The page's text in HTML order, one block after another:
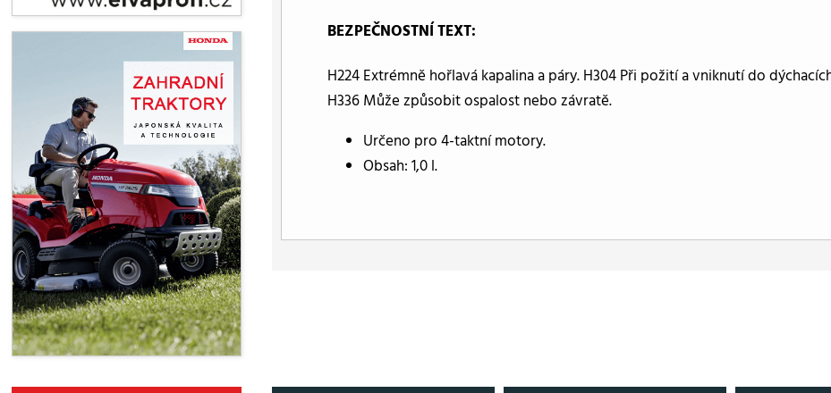
BEZPEČNOSTNÍ TEXT:
H224 Extrémně hořlavá kapalina a páry. H304 Při požití a vniknutí do
H336 Může způsobit ospalost nebo závratě.
Určeno pro 4-taktní motory.
Obsah: 1,0 l.